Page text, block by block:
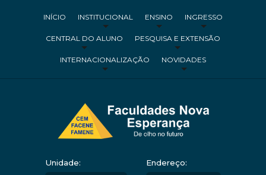
INÍCIO INSTITUCIONAL ENSINO INGRESSO
CENTRAL DO ALUNO PESQUISA E EXTENSÃO
INTERNACIONALIZAÇÃO NOVIDADES
Unidade: Endereço: